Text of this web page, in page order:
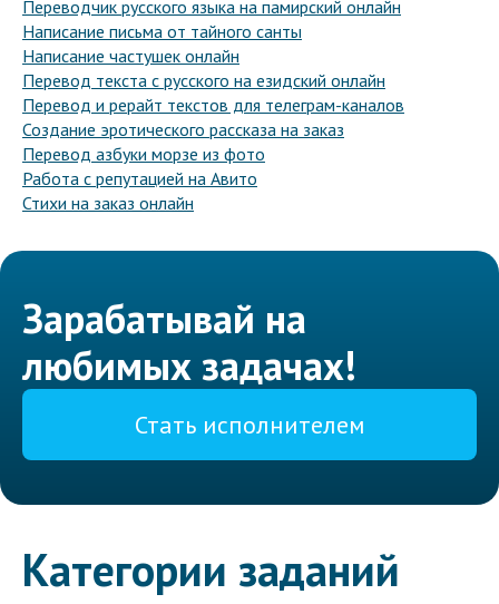
Переводчик русского языка на памирский онлайн
Написание письма от тайного санты
Написание частушек онлайн
Перевод текста с русского на езидский онлайн
Перевод и рерайт текстов для телеграм-каналов
Создание эротического рассказа на заказ
Перевод азбуки морзе из фото
Работа с репутацией на Авито
Стихи на заказ онлайн
Зарабатывай на
любимых задачах!
Стать исполнителем
Категории заданий